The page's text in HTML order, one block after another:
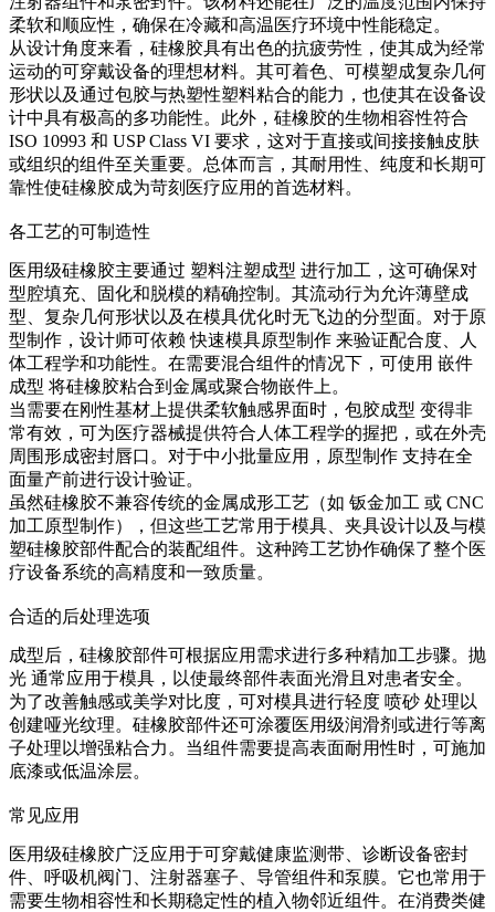
柔软和顺应性，确保在冷藏和高温医疗环境中性能稳定。
从设计角度来看，硅橡胶具有出色的抗疲劳性，使其成为经常
运动的可穿戴设备的理想材料。其可着色、可模塑成复杂几何
形状以及通过包胶与热塑性塑料粘合的能力，也使其在设备设
计中具有极高的多功能性。此外，硅橡胶的生物相容性符合
ISO 10993 和 USP Class VI 要求，这对于直接或间接接触皮肤
或组织的组件至关重要。总体而言，其耐用性、纯度和长期可
靠性使硅橡胶成为苛刻医疗应用的首选材料。
各工艺的可制造性
医用级硅橡胶主要通过 塑料注塑成型 进行加工，这可确保对
型腔填充、固化和脱模的精确控制。其流动行为允许薄壁成
型、复杂几何形状以及在模具优化时无飞边的分型面。对于原
型制作，设计师可依赖快速模具原型制作 来验证配合度、人
体工程学和功能性。在需要混合组件的情况下，可使用 嵌件
成型 将硅橡胶粘合到金属或聚合物嵌件上。
当需要在刚性基材上提供柔软触感界面时， 包胶成型 变得非
常有效，可为医疗器械提供符合人体工程学的握把，或在外壳
周围形成密封唇口。对于中小批量应用， 原型制作 支持在全
面量产前进行设计验证。
虽然硅橡胶不兼容传统的金属成形工艺（如 钣金加工 或 CNC
加工原型制作），但这些工艺常用于模具、夹具设计以及与模
塑硅橡胶部件配合的装配组件。这种跨工艺协作确保了整个医
疗设备系统的高精度和一致质量。
合适的后处理选项
成型后，硅橡胶部件可根据应用需求进行多种精加工步骤。 抛
光 通常应用于模具，以使最终部件表面光滑且对患者安全。
为了改善触感或美学对比度，可对模具进行轻度 喷砂 处理以
创建哑光纹理。硅橡胶部件还可涂覆医用级润滑剂或进行等离
子处理以增强粘合力。当组件需要提高表面耐用性时，可施加
底漆或低温涂层。
常见应用
医用级硅橡胶广泛应用于可穿戴健康监测带、诊断设备密封
件、呼吸机阀门、注射器塞子、导管组件和泵膜。它也常用于
需要生物相容性和长期稳定性的植入物邻近组件。在消费类健